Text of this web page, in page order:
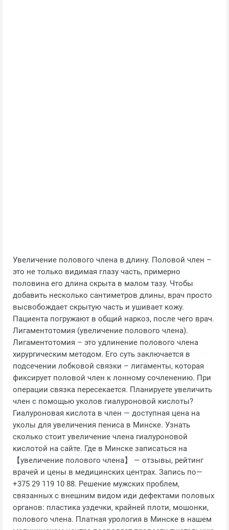
Увеличение полового члена в длину. Половой член –
это не только видимая глазу часть, примерно
половина его длина скрыта в малом тазу. Чтобы
добавить несколько сантиметров длины, врач просто
высвобождает скрытую часть и ушивает кожу.
Пациента погружают в общий наркоз, после чего врач.
Лигаментотомия (увеличение полового члена).
Лигаментотомия – это удлинение полового члена
хирургическим методом. Его суть заключается в
подсечении лобковой связки – лигаменты, которая
фиксирует половой член к лонному сочленению. При
операции связка пересекается. Планируете увеличить
член с помощью уколов гиалуроновой кислоты?
Гиалуроновая кислота в член — доступная цена на
уколы для увеличения пениса в Минске. Узнать
сколько стоит увеличение члена гиалуроновой
кислотой на сайте. Где в Минске записаться на
【увеличение полового члена】 — отзывы, рейтинг
врачей и цены в медицинских центрах. Запись по—
+375 29 119 10 88. Решение мужских проблем,
связанных с внешним видом иди дефектами половых
органов: пластика уздечки, крайней плоти, мошонки,
полового члена. Платная урология в Минске в нашем